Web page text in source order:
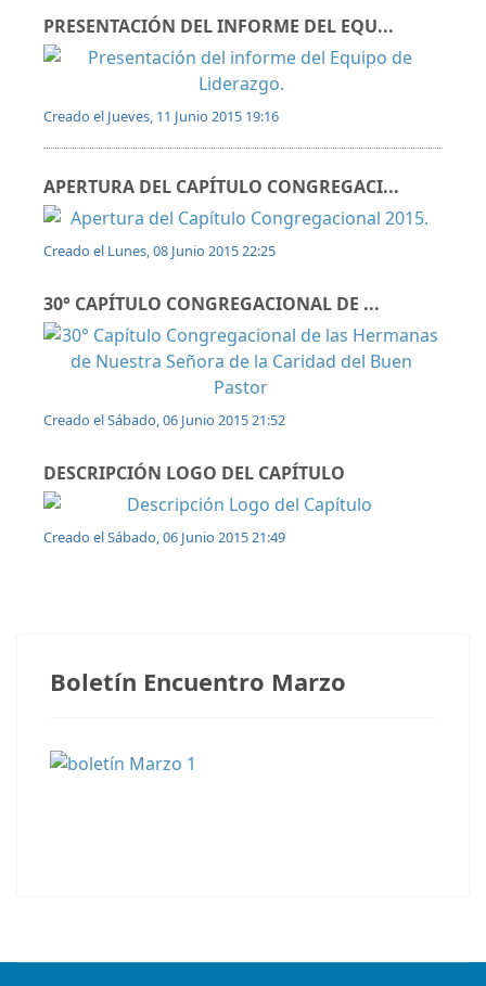
PRESENTACIÓN DEL INFORME DEL EQU...
Creado el Jueves, 11 Junio 2015 19:16
APERTURA DEL CAPÍTULO CONGREGACI...
Creado el Lunes, 08 Junio 2015 22:25
30° CAPÍTULO CONGREGACIONAL DE ...
Creado el Sábado, 06 Junio 2015 21:52
DESCRIPCIÓN LOGO DEL CAPÍTULO
Creado el Sábado, 06 Junio 2015 21:49
Boletín Encuentro Marzo